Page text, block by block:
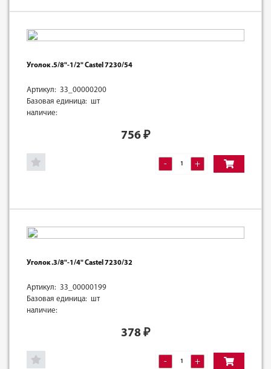
Уголок .5/8"-1/2" Castel 7230/54
Артикул: 33_00000200
Базовая единица: шт
наличие:
756 ₽
- +
Уголок .3/8"-1/4" Castel 7230/32
Артикул: 33_00000199
Базовая единица: шт
наличие:
378 ₽
- +